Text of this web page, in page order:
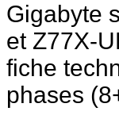
Gigabyte
et Z77X-
fiche
phases